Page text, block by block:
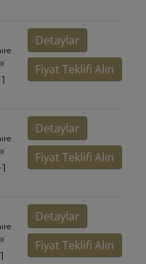
Detaylar
Fiyat Teklifi Alın
Detaylar
Fiyat Teklifi Alın
Detaylar
Fiyat Teklifi Alın